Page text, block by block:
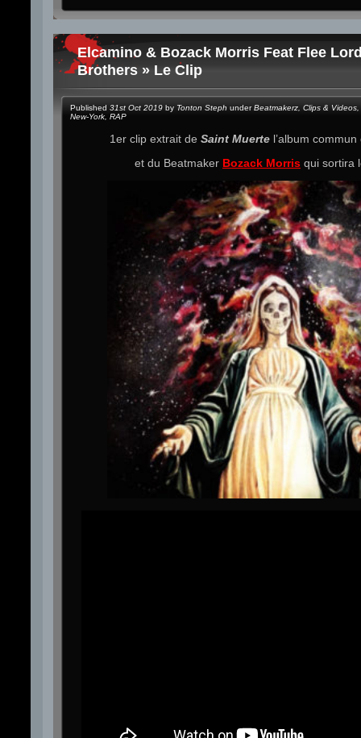
Elcamino & Bozack Morris Feat Flee
Brothers » Le Clip
Published 31st Oct 2019 by Tonton Steph underBeatmakerz Clips & Videos
New-York RAP
1er clip extrait de Saint Muertel’album
et du Beatmaker Bozack Morris qui sortira